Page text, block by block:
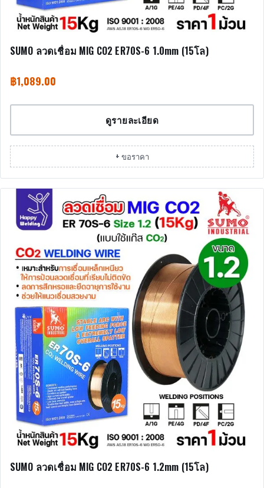
SUMO ลวดเชื่อม MIG CO2 ER70S-6 1.0mm (15โล)
฿1,089.00
ดูรายละเอียด
+ ขอราคา
SUMO ลวดเชื่อม MIG CO2 ER70S-6 1.2mm (15โล)